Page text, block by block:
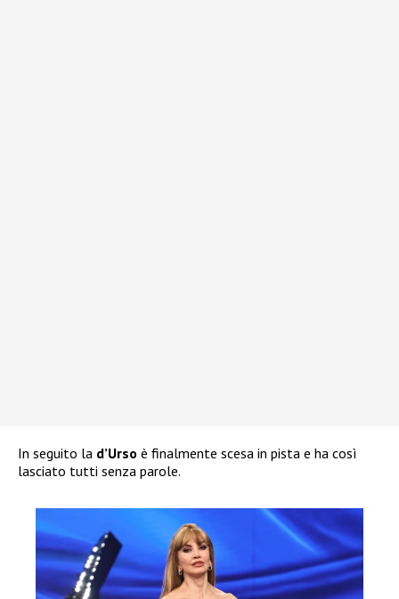
In seguito la d’Urso è finalmente scesa in pista e ha così
lasciato tutti senza parole.